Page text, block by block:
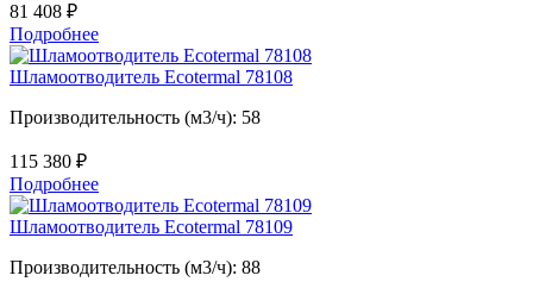
81 408 ₽
Подробнее
Шламоотводитель Ecotermal 78108
Производительность (м3/ч): 58
115 380 ₽
Подробнее
Шламоотводитель Ecotermal 78109
Производительность (м3/ч): 88